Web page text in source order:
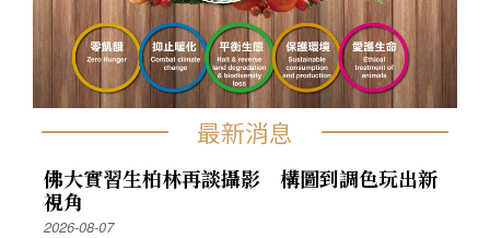
最新消息
佛大實習生柏林再談攝影 構圖到調色玩出新
視角
2026-08-07